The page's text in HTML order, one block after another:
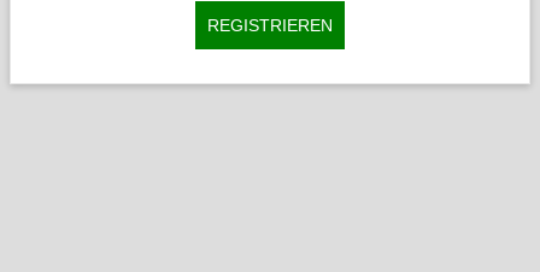
REGISTRIEREN